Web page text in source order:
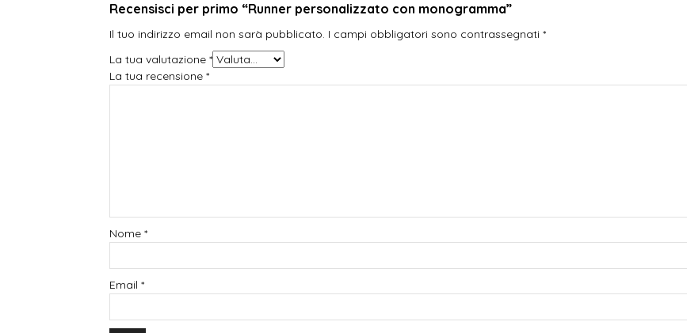
Recensisci per primo “Runner personalizzato con monogramma”
Il tuo indirizzo email non sarà pubblicato. I campi obbligatori sono contrassegnati *
La tua valutazione *
La tua recensione *
Nome *
Email *